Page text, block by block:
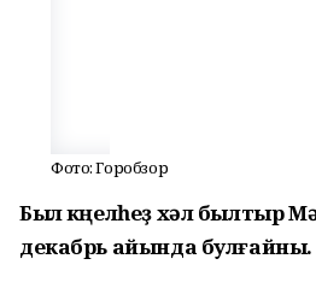
Фото: Горобзор
Был күңелһеҙ хәл былтыр
декабрь айында булғайны.